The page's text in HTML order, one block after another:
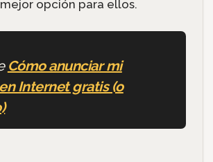
opción para ellos.
Cómo anunciar mi
Internet gratis (o